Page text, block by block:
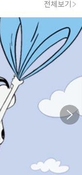
전체보기